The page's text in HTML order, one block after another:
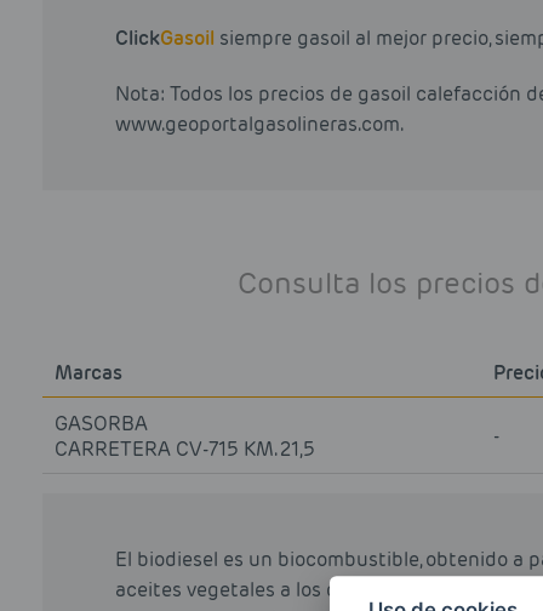
ClickGasoil siempre gasoil al mejor precio,
Nota: Todos los precios de gasoil calefacción
www.geoportalgasolineras.com.
Consulta los precios
Marcas
GASORBA
CARRETERA CV-715 KM. 21,5
-
El biodiesel es un biocombustible, obtenido a
aceites vegetales a los que a través de varios